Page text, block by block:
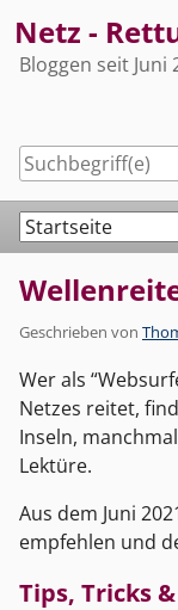
to
content
Netz -
Bloggen seit Juni
Navigation
Geschrieben von
Wer als
Netzes reitet,
Inseln,
Lektüre.
Aus dem Juni
empfehlen und
Tips, Tricks